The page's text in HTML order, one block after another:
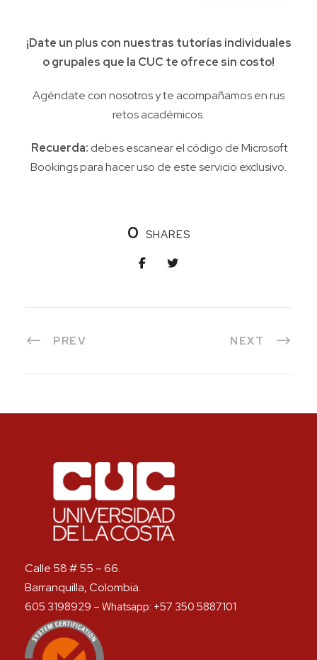
¡Date un plus con nuestras tutorías individuales
o grupales que la CUC te ofrece sin costo!
Agéndate con nosotros y te acompañamos en rus
retos académicos.
Recuerda: debes escanear el código de Microsoft
Bookings para hacer uso de este servicio exclusivo.
0 SHARES
PREV NEXT
Calle 58 # 55 – 66.
Barranquilla, Colombia.
605 3198929 – Whatsapp: +57 350 5887101